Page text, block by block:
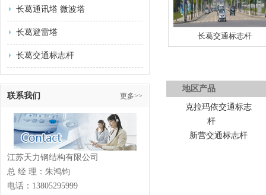
长葛通讯塔 微波塔
长葛避雷塔
长葛交通标志杆
联系我们 更多>>
江苏天力钢结构有限公司
总 经 理：朱鸿钧
电话：13805295999
长葛交通标志杆
地区产品
克拉玛依交通标志
杆
新营交通标志杆